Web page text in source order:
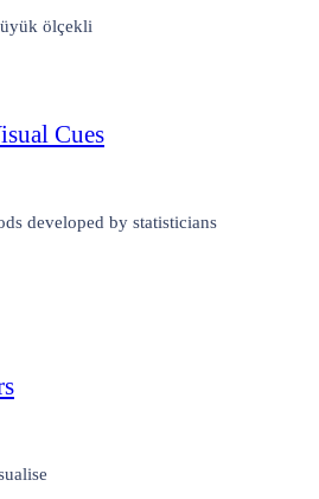
ölçekli
Cues
developed by statisticians